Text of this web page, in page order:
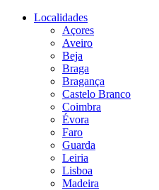
Localidades
Açores
Aveiro
Beja
Braga
Bragança
Castelo Branco
Coimbra
Évora
Faro
Guarda
Leiria
Lisboa
Madeira